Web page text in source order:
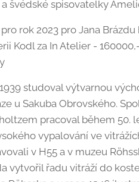
a švédské spisovatelky
rok 2023 pro Jana Brázdu
Kodl za In Atelier -
studoval výtvarnou
u Sakuba Obrovského.
pracoval během 50.
vypalování ve
v H55 a v muzeu
vytvořil řadu vitráží do